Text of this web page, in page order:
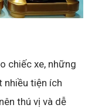
chiếc xe, những
nhiều tiện ích
thú vị và dễ